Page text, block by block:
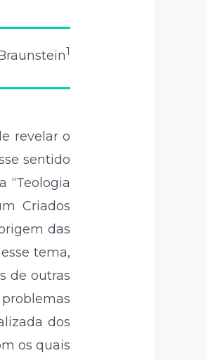
1
revelar o
sentido
“Teologia
Criados
das
tema,
de outras
dos
os quais